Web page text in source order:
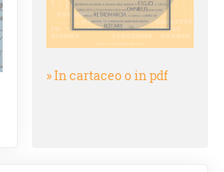
» In cartaceo o in pdf